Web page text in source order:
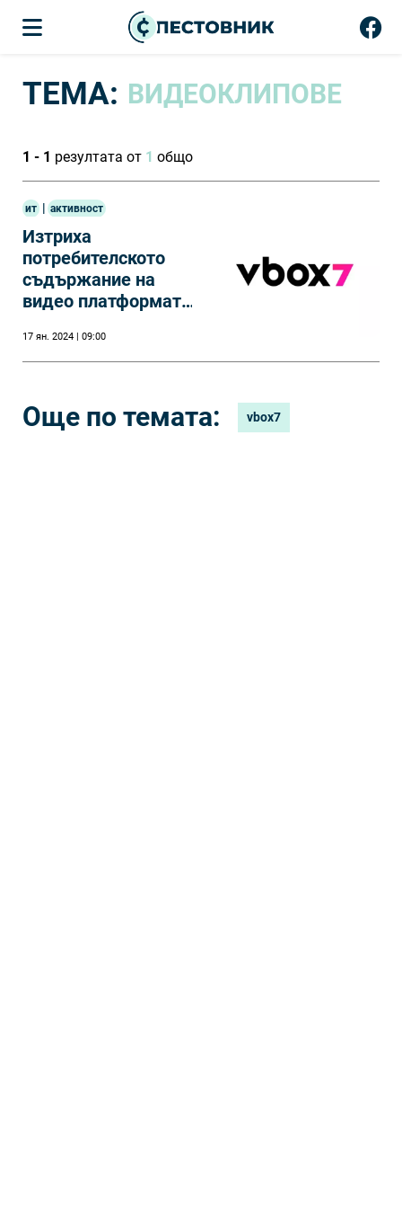
ТЕМА: ВИДЕОКЛИПОВЕ
1 - 1 резултата от 1 общо
ит | активност
Изтриха
потребителското
съдържание на
видео платформата
17 ян. 2024 | 09:00
Още по темата: vbox7